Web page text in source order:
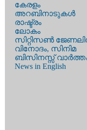
കേരളം
അറബിനാടുകള്‍
രാഷ്ട്രം
ലോകം
സിറ്റിസണ്‍
വിനോദം, സിനിമ
ബിസിനസ്സ്
News in English